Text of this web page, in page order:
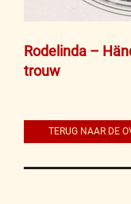
Bericht
navigatie
Rodelinda –
trouw
TERUG NAAR DE